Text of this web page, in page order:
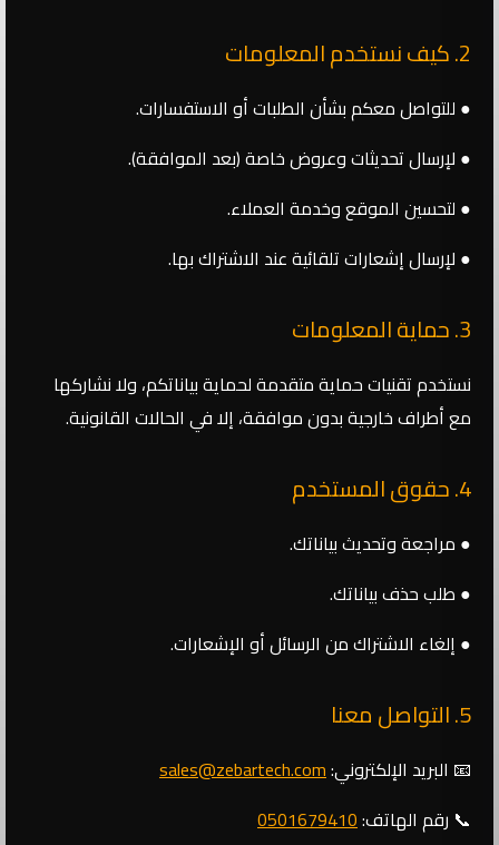
2. كيف نستخدم المعلومات
● للتواصل معكم بشأن الطلبات أو الاستفسارات.
● لإرسال تحديثات وعروض خاصة (بعد الموافقة).
● لتحسين الموقع وخدمة العملاء.
● لإرسال إشعارات تلقائية عند الاشتراك بها.
3. حماية المعلومات
نستخدم تقنيات حماية متقدمة لحماية بياناتكم، ولا نشاركها
مع أطراف خارجية بدون موافقة، إلا في الحالات القانونية.
4. حقوق المستخدم
● مراجعة وتحديث بياناتك.
● طلب حذف بياناتك.
● إلغاء الاشتراك من الرسائل أو الإشعارات.
5. التواصل معنا
📧 البريد الإلكتروني:sales@zebartech.com
📞 رقم الهاتف:0501679410